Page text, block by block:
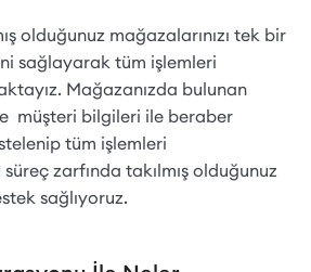
olduğunuz mağazalarınızı tek bir
sağlayarak tüm işlemleri
Mağazanızda bulunan
müşteri bilgileri ile beraber
tüm işlemleri
zarfında takılmış olduğunuz
sağlıyoruz.